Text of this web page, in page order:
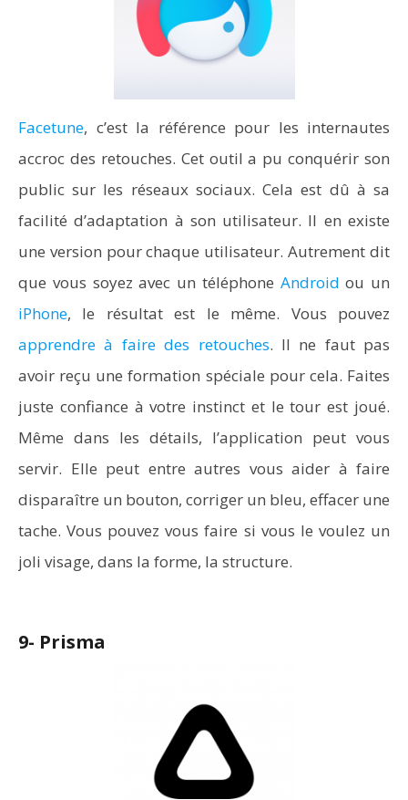
Facetune, c’est la référence pour les internautes
accroc des retouches. Cet outil a pu conquérir son
public sur les réseaux sociaux. Cela est dû à sa
facilité d’adaptation à son utilisateur. Il en existe
une version pour chaque utilisateur. Autrement dit
que vous soyez avec un téléphone Android ou un
iPhone, le résultat est le même. Vous pouvez
apprendre à faire des retouches. Il ne faut pas
avoir reçu une formation spéciale pour cela. Faites
juste confiance à votre instinct et le tour est joué.
Même dans les détails, l’application peut vous
servir. Elle peut entre autres vous aider à faire
disparaître un bouton, corriger un bleu, effacer une
tache. Vous pouvez vous faire si vous le voulez un
joli visage, dans la forme, la structure.
9- Prisma